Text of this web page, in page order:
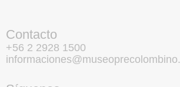
Contacto
+56 2 2928 1500